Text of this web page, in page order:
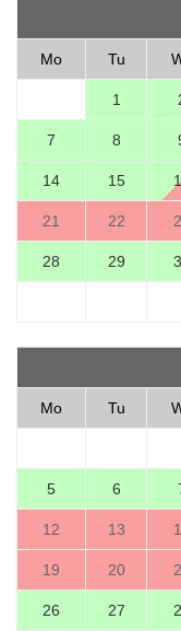
Mo Tu
1
7 8
14 15
21 22
28 29
Mo Tu
5 6
12 13
19 20
26 27